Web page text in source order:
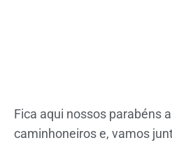
Fica aqui nossos parabéns
caminhoneiros e, vamos